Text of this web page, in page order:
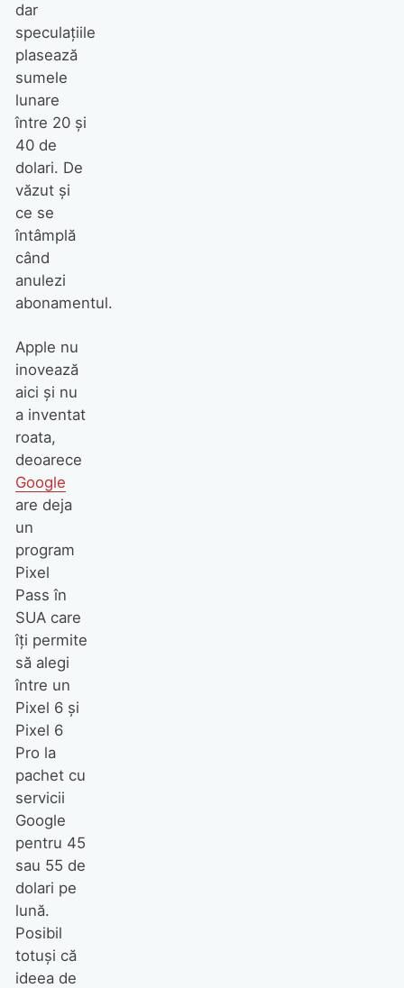
dar
speculaţiile
plasează
sumele
lunare
între 20 şi
40 de
dolari. De
văzut şi
ce se
întâmplă
când
anulezi
abonamentul.
Apple nu
inovează
aici şi nu
a inventat
roata,
deoarece
Google
are deja
un
program
Pixel
Pass în
SUA care
îţi permite
să alegi
între un
Pixel 6 şi
Pixel 6
Pro la
pachet cu
servicii
Google
pentru 45
sau 55 de
dolari pe
lună.
Posibil
totuşi că
ideea de